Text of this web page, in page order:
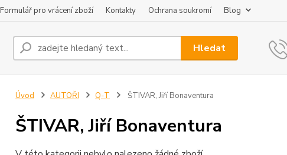
Formulář pro vrácení zboží Kontakty Ochrana soukromí Blog
Hledat
Úvod AUTOŘI Q-T ŠTIVAR, Jiří Bonaventura
ŠTIVAR, Jiří Bonaventura